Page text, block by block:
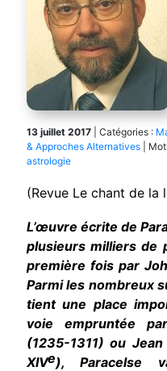
13 juillet 2017 Catégories :
& Approches Alternatives
astrologie
(Revue Le chant de la
L’œuvre écrite de
plusieurs milliers de
première fois par
Parmi les nombreux
tient une place
voie empruntée
(1235-1311) ou
XIVe), Paracelse